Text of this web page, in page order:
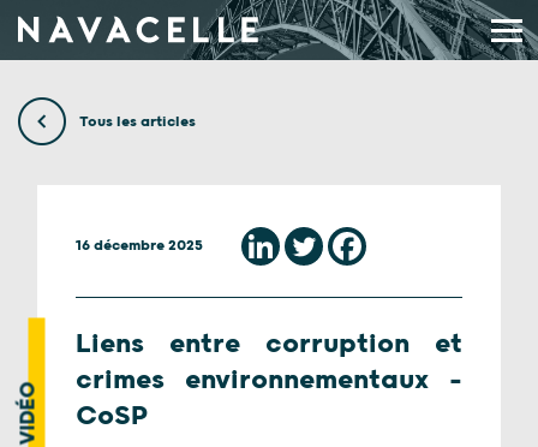
Tous les articles
VIDÉO
16 décembre 2025
Liens entre corruption et
crimes environnementaux –
CoSP